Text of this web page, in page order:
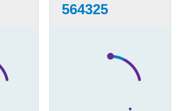
564325